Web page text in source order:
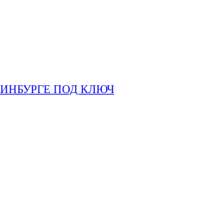
ПОД КЛЮЧ